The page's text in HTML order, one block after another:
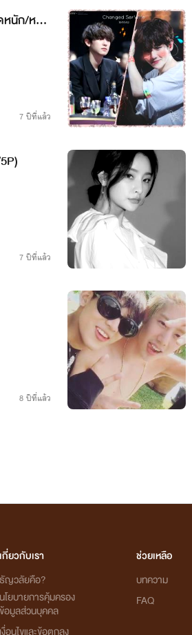
นัก/หลงเ
7 ปีที่แล้ว
7 ปีที่แล้ว
8 ปีที่แล้ว
เกี่ยวกับเรา
ธัญวลัยคือ?
นโยบายการคุ้มครอง
ข้อมูลส่วนบุคคล
ช่วยเหลือ
บทความ
FAQ